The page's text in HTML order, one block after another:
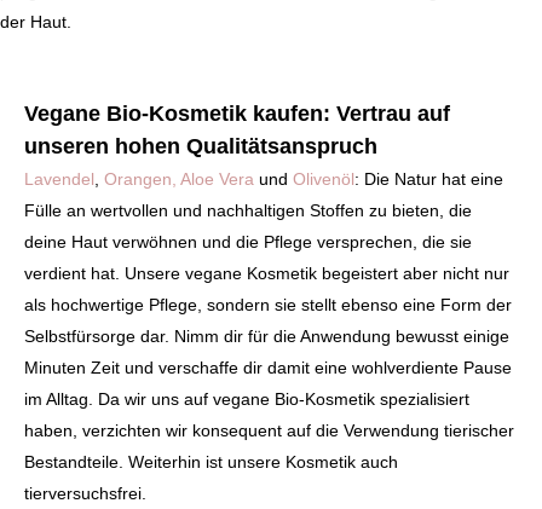
der Haut.
Vegane Bio-Kosmetik kaufen: Vertrau auf
unseren hohen Qualitätsanspruch
Lavendel Orangen , Aloe Vera und Olivenöl: Die Natur hat eine
Fülle an wertvollen und nachhaltigen Stoffen zu bieten, die
deine Haut verwöhnen und die Pflege versprechen, die sie
verdient hat. Unsere vegane Kosmetik begeistert aber nicht nur
als hochwertige Pflege, sondern sie stellt ebenso eine Form der
Selbstfürsorge dar. Nimm dir für die Anwendung bewusst einige
Minuten Zeit und verschaffe dir damit eine wohlverdiente Pause
im Alltag. Da wir uns auf vegane Bio-Kosmetik spezialisiert
haben, verzichten wir konsequent auf die Verwendung tierischer
Bestandteile. Weiterhin ist unsere Kosmetik auch
tierversuchsfrei.